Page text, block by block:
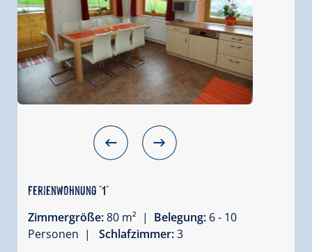
Ferienwohnung "1"
Zimmergröße:80 m² | Belegung: 6 - 10
Personen |
Schlafzimmer:3